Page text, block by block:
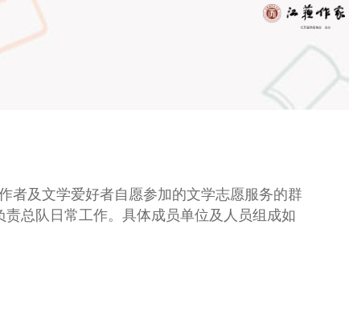
者及文学爱好者自愿参加的文学志愿服务的群
责总队日常工作。 具体成员单位及人员组成如